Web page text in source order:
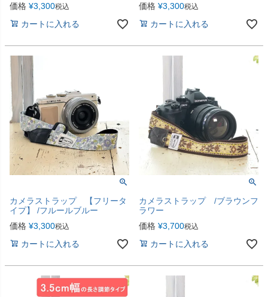
価格 ¥3,300税込
カートに入れる
価格 ¥3,300税込
カートに入れる
カメラストラップ 【フリータ
イプ】 /フルールブルー
価格 ¥3,300税込
カートに入れる
カメラストラップ /ブラウンフ
ラワー
価格 ¥3,700税込
カートに入れる